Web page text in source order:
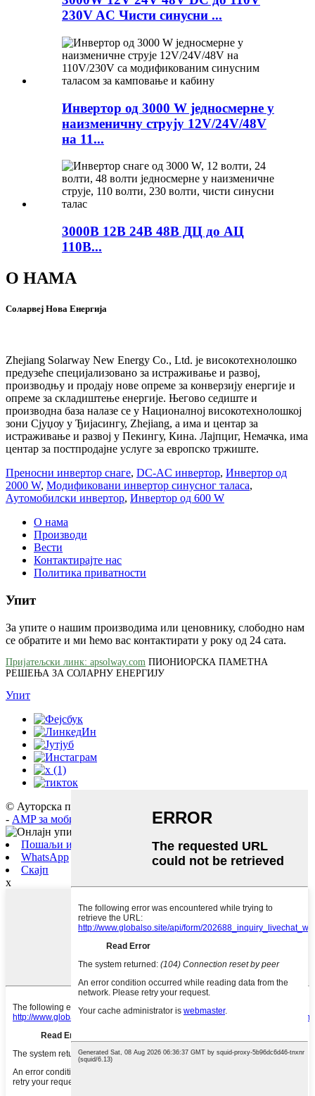
230V AC Чисти синусни ...
Инвертор од 3000 W једносмерне у
наизменичну струју 12V/24V/48V
на 11...
3000В 12В 24В 48В ДЦ до АЦ
110В...
О НАМА
Соларвеј Нова Енергија
Zhejiang Solarway New Energy Co., Ltd. је високотехнолошко
предузеће специјализовано за истраживање и развој,
производњу и продају нове опреме за конверзију енергије и
опреме за складиштење енергије. Његово седиште и
производна база налазе се у Националној високотехнолошкој
зони Сјуџоу у Ђијасингу, Zhejiang, а има и центар за
истраживање и развој у Пекингу, Кина. Лајпциг, Немачка, има
центар за постпродајне услуге за европско тржиште.
Преносни инвертор снаге, DC-AC инвертор, Инвертор од
2000 W, Модификовани инвертор синусног таласа,
Аутомобилски инвертор, Инвертор од 600 W
О нама
Производи
Вести
Контактирајте нас
Политика приватности
Упит
За упите о нашим производима или ценовнику, слободно нам
се обратите и ми ћемо вас контактирати у року од 24 сата.
Пријатељски линк: apsolway.com ПИОНИОРСКА ПАМЕТНА
РЕШЕЊА ЗА СОЛАРНУ ЕНЕРГИЈУ
Упит
© Ауторска права - 2020-2025: Сва права задржана.
- AMP за мобилне уређаје Политика приватности
Пошаљи имејл
WhatsApp
Скајп
x